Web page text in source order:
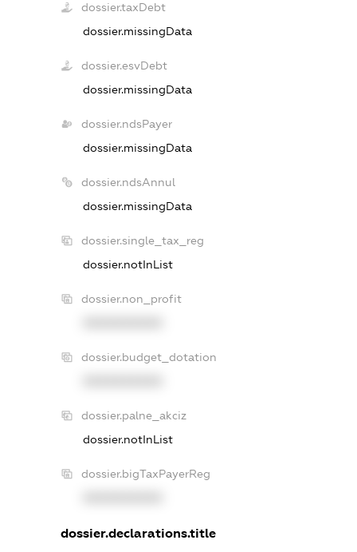
dossier.taxDebt
dossier.missingData
dossier.esvDebt
dossier.missingData
dossier.ndsPayer
dossier.missingData
dossier.ndsAnnul
dossier.missingData
dossier.single_tax_reg
dossier.notInList
dossier.non_profit
dossier.budget_dotation
dossier.palne_akciz
dossier.notInList
dossier.bigTaxPayerReg
dossier.declarations.title